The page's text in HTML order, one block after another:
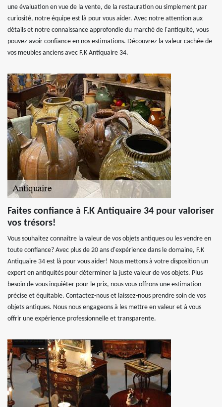
une évaluation en vue de la vente, de la restauration ou simplement par
curiosité, notre équipe est là pour vous aider. Avec notre attention aux
détails et notre connaissance approfondie du marché de l'antiquité, vous
pouvez avoir confiance en nos estimations. Découvrez la valeur cachée de
vos meubles anciens avec F.K Antiquaire 34.
Faites confiance à F.K Antiquaire 34 pour valoriser
vos trésors!
Vous souhaitez connaître la valeur de vos objets antiques ou les vendre en
toute confiance? Avec plus de 20 ans d'expérience dans le domaine, F.K
Antiquaire 34 est là pour vous aider! Nous mettons à votre disposition un
expert en antiquités pour déterminer la juste valeur de vos objets. Plus
besoin de vous inquiéter pour le prix, nous vous offrons une estimation
précise et équitable. Contactez-nous et laissez-nous prendre soin de vos
objets antiques. Nous nous engageons à les mettre en valeur et à vous
offrir une expérience professionnelle et transparente.